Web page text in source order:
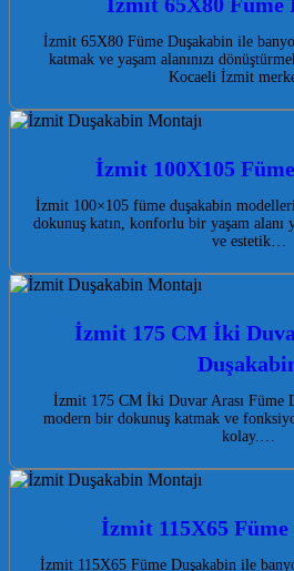
İzmit 65X80 Füme Duşakabin ile
katmak ve yaşam alanınızı
Kocaeli İzmit
İzmit 100X105
İzmit 100×105 füme duşakabin
dokunuş katın, konforlu bir yaşam alanı
ve estetik…
İzmit 175 CM İki
İzmit 175 CM İki Duvar Arası Füme
modern bir dokunuş katmak ve
kolay.…
İzmit 115X65 Füme
İzmit 115X65 Füme Duşakabin ile